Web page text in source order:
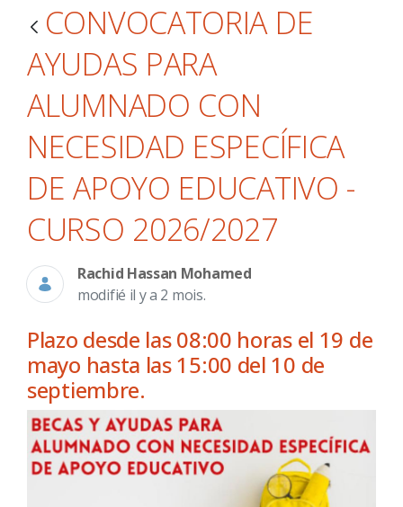
CONVOCATORIA DE
AYUDAS PARA
ALUMNADO CON
NECESIDAD ESPECÍFICA
DE APOYO EDUCATIVO -
CURSO 2026/2027
Rachid Hassan Mohamed
modifié il y a 2 mois.
Plazo desde las 08:00 horas el 19 de
mayo hasta las 15:00 del 10 de
septiembre.